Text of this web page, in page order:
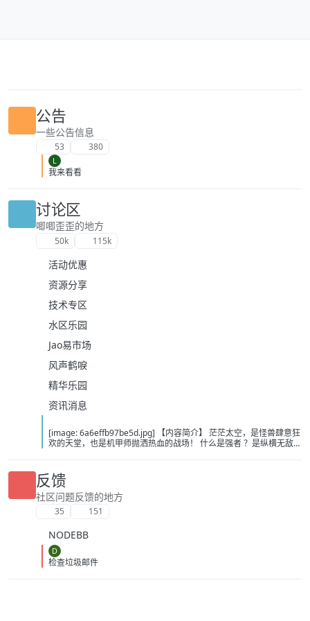
公告
一些公告信息
53 380
L
我来看看
讨论区
唧唧歪歪的地方
50k 115k
活动优惠
资源分享
技术专区
水区乐园
Jao易市场
风声鹤唳
精华乐园
资讯消息
[image: 6a6effb97be5d.jpg] 【内容简介】 茫茫太空，是怪兽肆意狂
欢的天堂，也是机甲师抛洒热血的战场！ 什么是强者 ？是纵横无敌的
的步伐从未踌躇！ “噩梦、恐惧、死亡……这些打不倒我的，终将使我
更加强大！” 【下载地址】 百度：https://pan.baidu.com/s/1-
bjaidxz2JjTfN3GiwValQ?pwd=nj7j 夸克：
https://pan.quark.cn/s/5ad8e54059d7?pwd=Q7wx 移动：
https://yun.139.com/shareweb/#/w/i/2wFGtTqG5Gzci
反馈
社区问题反馈的地方
35 151
NODEBB
D
检查垃圾邮件